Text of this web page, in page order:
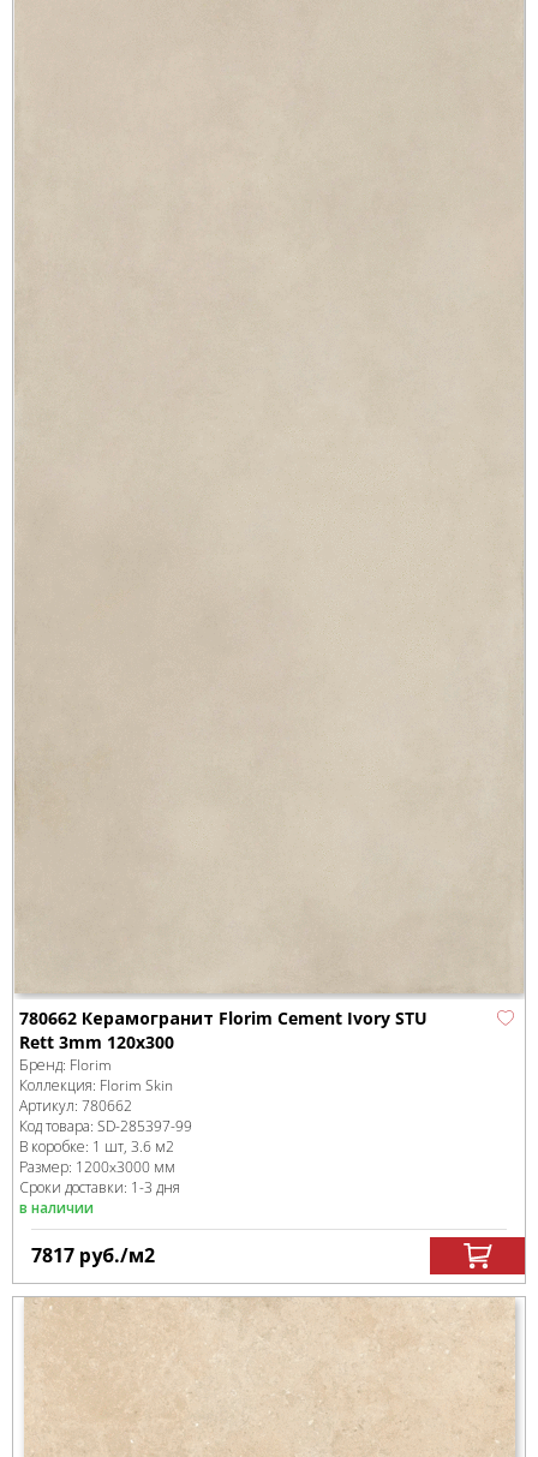
780662 Керамогранит Florim Cement Ivory STU
Rett 3mm 120x300
Бренд: Florim
Коллекция: Florim Skin
Артикул: 780662
Код товара: SD-285397-99
В коробке: 1 шт, 3.6 м2
Размер: 1200x3000 мм
Сроки доставки: 1-3 дня
в наличии
7817 руб./м2